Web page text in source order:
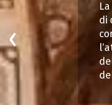
‹
di
e